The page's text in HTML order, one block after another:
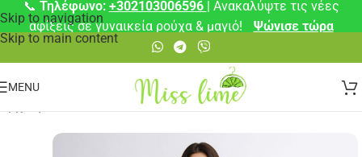
Skip to navigation
Skip to main content
📞 Τηλέφωνο: +302103006596 | Ανακαλύψτε τις νέες
αφίξεις σε γυναικεία ρούχα & μαγιό!
Ψώνισε τώρα
MENU
Παντελόνια/Παντελόνια